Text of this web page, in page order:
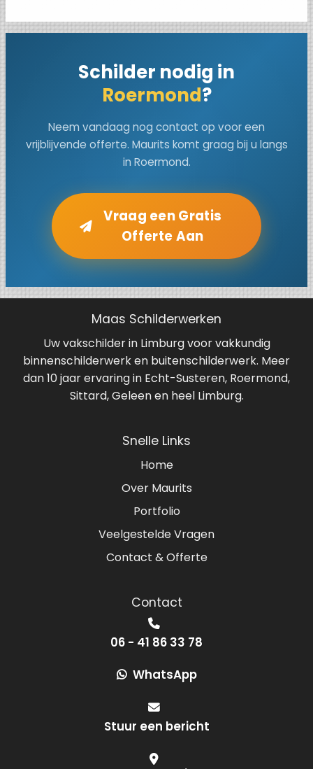
Schilder nodig in
Roermond?
Neem vandaag nog contact op voor een
vrijblijvende offerte. Maurits komt graag bij u langs
in Roermond.
Vraag een Gratis
Offerte Aan
Maas Schilderwerken
Uw vakschilder in Limburg voor vakkundig
binnenschilderwerk en buitenschilderwerk. Meer
dan 10 jaar ervaring in Echt-Susteren, Roermond,
Sittard, Geleen en heel Limburg.
Snelle Links
Home
Over Maurits
Portfolio
Veelgestelde Vragen
Contact & Offerte
Contact
06 - 41 86 33 78
WhatsApp
Stuur een bericht